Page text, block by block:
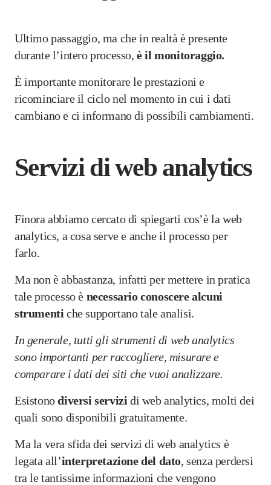
Ultimo passaggio, ma che in realtà è presente
durante l’intero processo,è il monitoraggio.
È importante monitorare le prestazioni e
ricominciare il ciclo nel momento in cui i dati
cambiano e ci informano di possibili cambiamenti.
Servizi di web analytics
Finora abbiamo cercato di spiegarti cos’è la web
analytics, a cosa serve e anche il processo per
farlo.
Ma non è abbastanza, infatti per mettere in pratica
tale processo è necessario conoscere alcuni
strumenti che supportano tale analisi.
In generale, tutti gli strumenti di web analytics
sono importanti per raccogliere, misurare e
comparare i dati dei siti che vuoi analizzare.
Esistonodiversi servizidi web analytics, molti dei
quali sono disponibili gratuitamente.
Ma la vera sfida dei servizi di web analytics è
legata all’interpretazione del dato, senza perdersi
tra le tantissime informazioni che vengono